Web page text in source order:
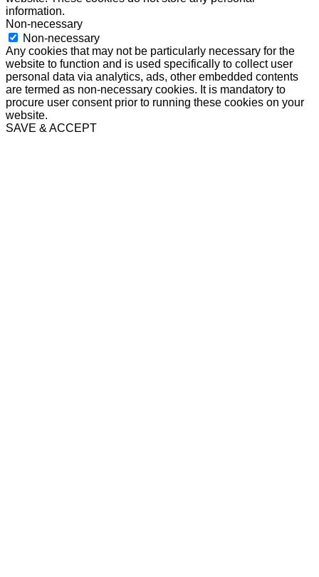
information.
Non-necessary
Non-necessary
Any cookies that may not be particularly necessary for the
website to function and is used specifically to collect user
personal data via analytics, ads, other embedded contents
are termed as non-necessary cookies. It is mandatory to
procure user consent prior to running these cookies on your
website.
SAVE & ACCEPT